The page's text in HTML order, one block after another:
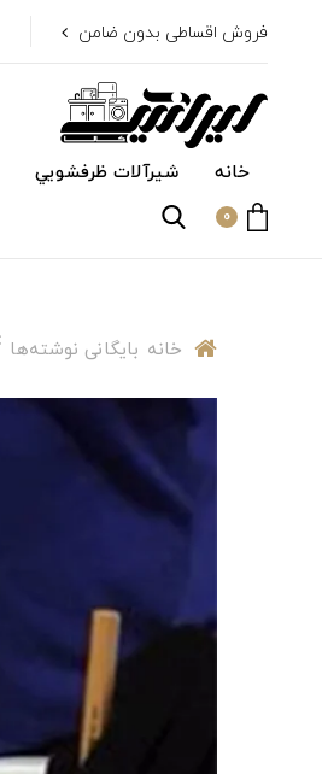
فروش اقساطی بدون ضامن
خانه شیرآلات ظرفشويي
0
خانه بایگانی نوشته‌ها